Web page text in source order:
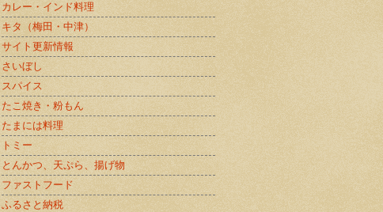
カレー・インド料理
キタ（梅田・中津）
サイト更新情報
さいぼし
スパイス
たこ焼き・粉もん
たまには料理
トミー
とんかつ、天ぷら、揚げ物
ファストフード
ふるさと納税